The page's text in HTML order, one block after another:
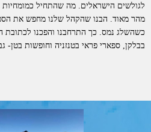
לגולשים הישראלים. מה שהתחיל
מהר מאוד. הבנו שהקהל שלנו מחפש את
כשהשלג נמס. כך התרחבנו והפכנו לכתובת
בבלקן, ספארי פראי בטנזניה וחופשות בטן- גב
רשמית בארגון התעופה הבינלאומיIATA
.
מוצעות ללקוחות בשיווק ישיר.
מה זה אומר